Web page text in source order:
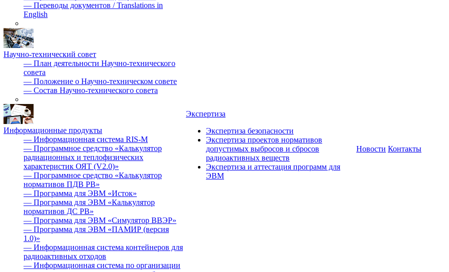
— Переводы документов / Translations in
English
Научно-технический совет
— План деятельности Научно-технического
совета
— Положение о Научно-техническом совете
— Состав Научно-технического совета
Информационные продукты
— Информационная система RIS-M
— Программное средство «Калькулятор
радиационных и теплофизических
характеристик ОЯТ (V2.0)»
— Программное средство «Калькулятор
нормативов ПДВ РВ»
— Программа для ЭВМ «Исток»
— Программа для ЭВМ «Калькулятор
нормативов ДС РВ»
— Программа для ЭВМ «Симулятор ВВЭР»
— Программа для ЭВМ «ПАМИР (версия
1.0)»
— Информационная система контейнеров для
радиоактивных отходов
— Информационная система по организации
Экспертиза
Экспертиза безопасности
Экспертиза проектов нормативов
допустимых выбросов и сбросов
радиоактивных веществ
Экспертиза и аттестация программ для
ЭВМ
Новости Контакты